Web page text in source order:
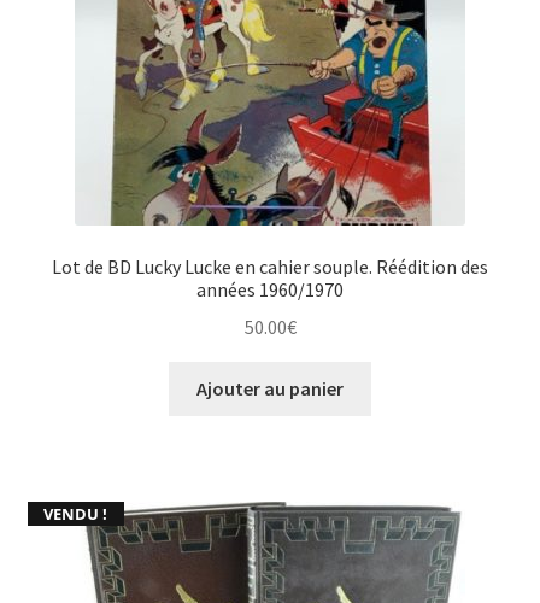
Lot de BD Lucky Lucke en cahier souple. Réédition des
années 1960/1970
50.00€
Ajouter au panier
VENDU !